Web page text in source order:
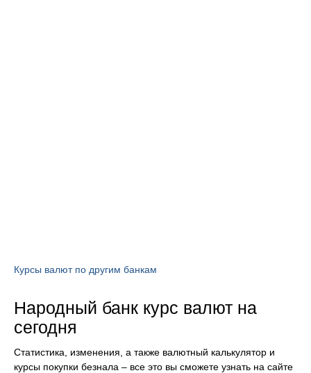
Курсы валют по другим банкам
Народный банк курс валют на
сегодня
Статистика, изменения, а также валютный калькулятор и
курсы покупки безнала – все это вы сможете узнать на сайте